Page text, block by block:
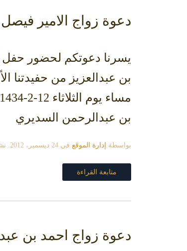
دعوة زواج الامير
يسرنا دعوتكم لحضور حفل
بن عبدالعزيز من
بن عبدالرحمن السديري
بواسطة إدارة الموقع في 24 ديسمبر، 2012 .
متابعة القراءة
دعوة زواج احمد بن